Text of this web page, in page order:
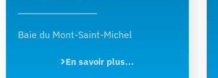
Baie du Mont-Saint-Michel
En savoir plus...